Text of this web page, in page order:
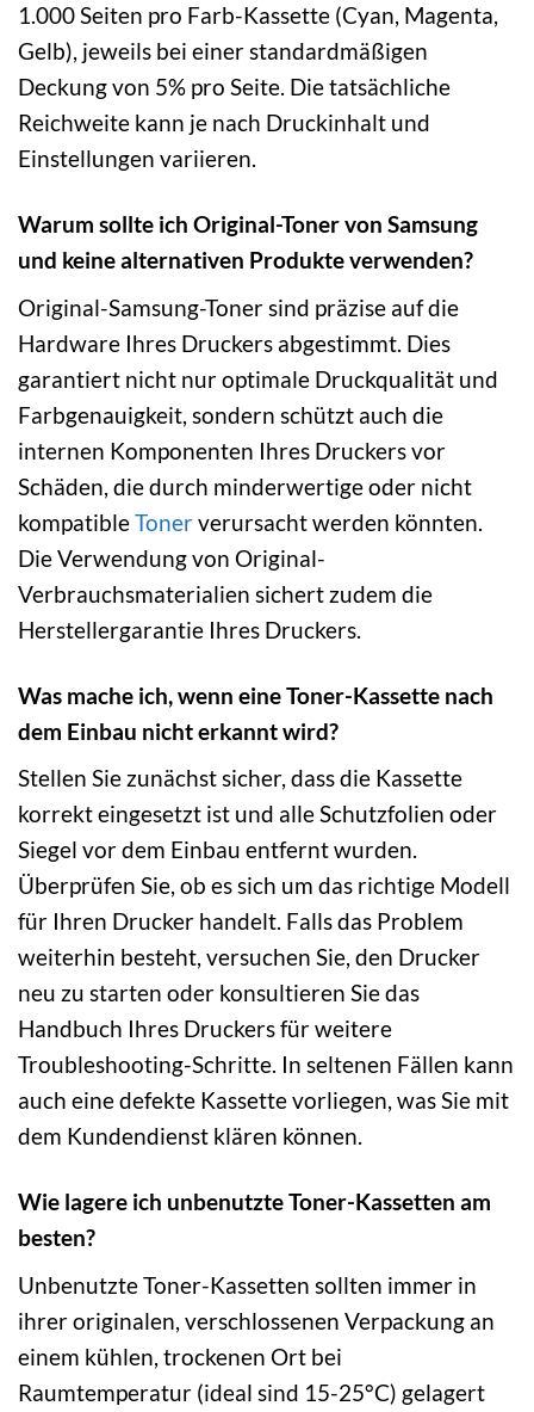
1.000 Seiten pro Farb-Kassette (Cyan, Magenta,
Gelb), jeweils bei einer standardmäßigen
Deckung von 5% pro Seite. Die tatsächliche
Reichweite kann je nach Druckinhalt und
Einstellungen variieren.
Warum sollte ich Original-Toner von Samsung
und keine alternativen Produkte verwenden?
Original-Samsung-Toner sind präzise auf die
Hardware Ihres Druckers abgestimmt. Dies
garantiert nicht nur optimale Druckqualität und
Farbgenauigkeit, sondern schützt auch die
internen Komponenten Ihres Druckers vor
Schäden, die durch minderwertige oder nicht
kompatibleTonerverursacht werden könnten.
Die Verwendung von Original-
Verbrauchsmaterialien sichert zudem die
Herstellergarantie Ihres Druckers.
Was mache ich, wenn eine Toner-Kassette nach
dem Einbau nicht erkannt wird?
Stellen Sie zunächst sicher, dass die Kassette
korrekt eingesetzt ist und alle Schutzfolien oder
Siegel vor dem Einbau entfernt wurden.
Überprüfen Sie, ob es sich um das richtige Modell
für Ihren Drucker handelt. Falls das Problem
weiterhin besteht, versuchen Sie, den Drucker
neu zu starten oder konsultieren Sie das
Handbuch Ihres Druckers für weitere
Troubleshooting-Schritte. In seltenen Fällen kann
auch eine defekte Kassette vorliegen, was Sie mit
dem Kundendienst klären können.
Wie lagere ich unbenutzte Toner-Kassetten am
besten?
Unbenutzte Toner-Kassetten sollten immer in
ihrer originalen, verschlossenen Verpackung an
einem kühlen, trockenen Ort bei
Raumtemperatur (ideal sind 15-25°C) gelagert